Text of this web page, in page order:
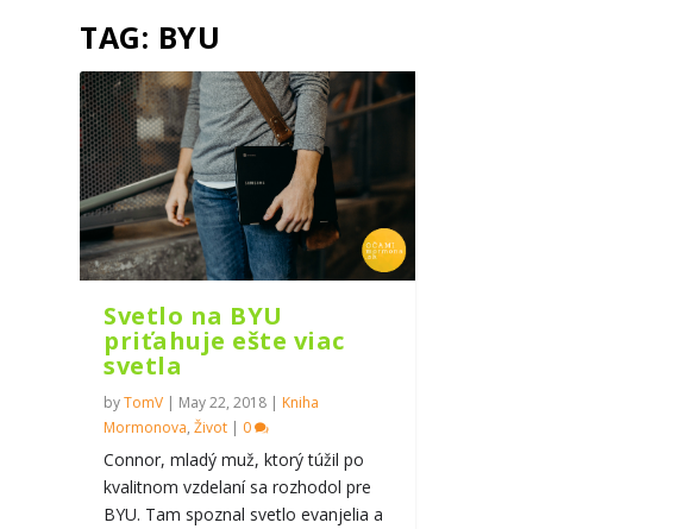
TAG: BYU
Svetlo na BYU
priťahuje ešte viac
svetla
byTomV | May 22, 2018 | Kniha
Mormonova,Život | 0
Connor, mladý muž, ktorý túžil po
kvalitnom vzdelaní sa rozhodol pre
BYU. Tam spoznal svetlo evanjelia a